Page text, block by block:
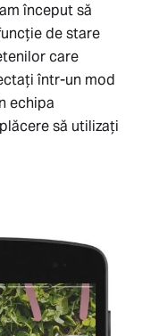
început să
de stare
care
într-un mod
echipa
să utilizați